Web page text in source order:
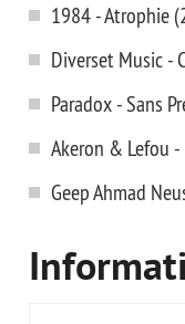
1984 - Atrophie
Diverset Music -
Paradox - Sans
Akeron & Lefou
Geep Ahmad